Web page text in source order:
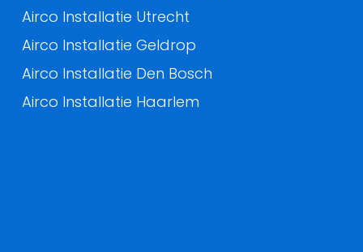
Airco Installatie Utrecht
Airco Installatie Geldrop
Airco Installatie Den Bosch
Airco Installatie Haarlem